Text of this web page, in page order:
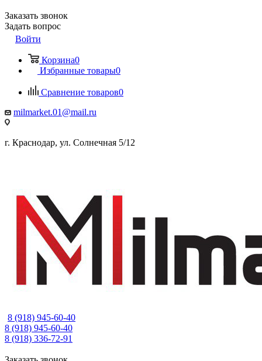
Заказать звонок
Задать вопрос
Войти
Корзина0
Избранные товары0
Сравнение товаров0
milmarket.01@mail.ru
г. Краснодар, ул. Солнечная 5/12
8 (918) 945-60-40
8 (918) 945-60-40
8 (918) 336-72-91